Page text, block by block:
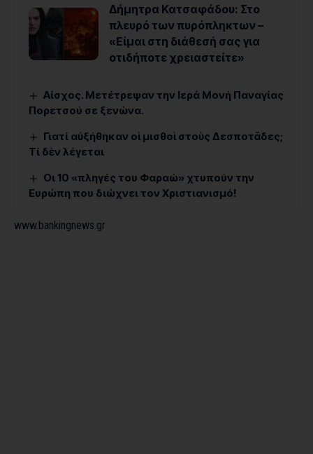
Δήμητρα Κατσαφάδου: Στο
πλευρό των πυρόπληκτων –
«Είμαι στη διάθεσή σας για
οτιδήποτε χρειαστείτε»
Αίσχος. Μετέτρεψαν την Ιερά Μονή Παναγίας
Πορετσού σε ξενώνα.
Γιατί αὐξήθηκαν οἱ μισθοὶ στοὺς Δεσποτᾶδες;
Τί δὲν λέγεται
Οι 10 «πληγές του Φαραώ» χτυπούν την
Ευρώπη που διώχνει τον Χριστιανισμό!
www.bankingnews.gr